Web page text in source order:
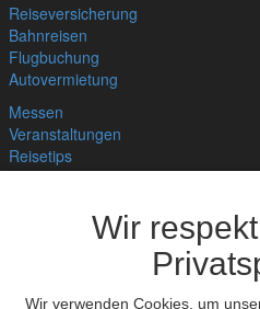
Wir
Wir verwenden Cookies, um
Reiseversicherung
Bahnreisen
Flugbuchung
Autovermietung
Messen
Veranstaltungen
Reisetips
Links
Bnb für Deine Website
Hygienekonzept